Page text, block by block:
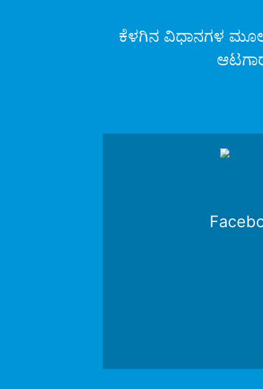
ಕೆಳಗಿನ ವಿಧಾನಗಳ